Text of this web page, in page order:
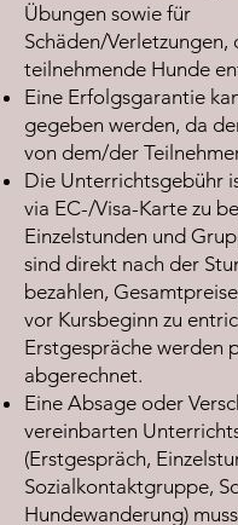
Übungen sowie für
Schäden/Verletzungen,
teilnehmende Hunde
Eine Erfolgsgarantie
gegeben werden, da
von dem/der
Die Unterrichtsgebühr
via EC-/Visa-Karte zu
Einzelstunden und
sind direkt nach der
bezahlen,
vor Kursbeginn zu
Erstgespräche werden
abgerechnet.
Eine Absage oder
vereinbarten
(Erstgespräch,
Sozialkontaktgruppe,
Hundewanderung)